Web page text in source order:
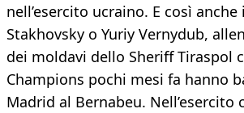
nell’esercito ucraino. E così
Stakhovsky o Yuriy Vernydub,
dei moldavi dello Sheriff Tiraspol
Champions pochi mesi fa hanno
Madrid al Bernabeu. Nell’esercito